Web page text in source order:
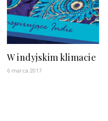
W indyjskim klimacie
6 marca 2017